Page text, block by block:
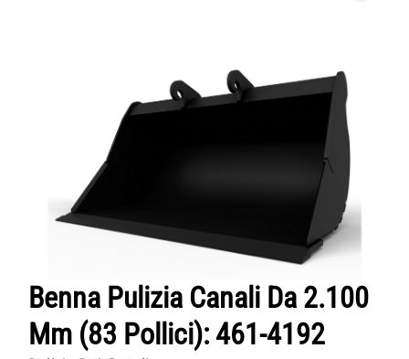
Benna Pulizia Canali Da 2.100
Mm (83 Pollici): 461-4192